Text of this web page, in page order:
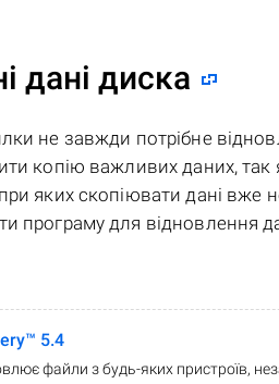
дані диска
не завжди потрібне
копію важливих даних,
яких скопіювати дані вже
програму для відновлення
5.4
файли з будь-яких пристроїв,